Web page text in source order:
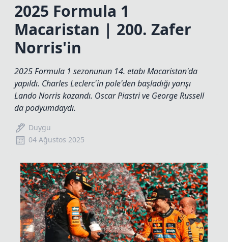
2025 Formula 1
Macaristan | 200. Zafer
Norris'in
2025 Formula 1 sezonunun 14. etabı Macaristan'da
yapıldı. Charles Leclerc'in pole'den başladığı yarışı
Lando Norris kazandı. Oscar Piastri ve George Russell
da podyumdaydı.
Duygu
04 Ağustos 2025